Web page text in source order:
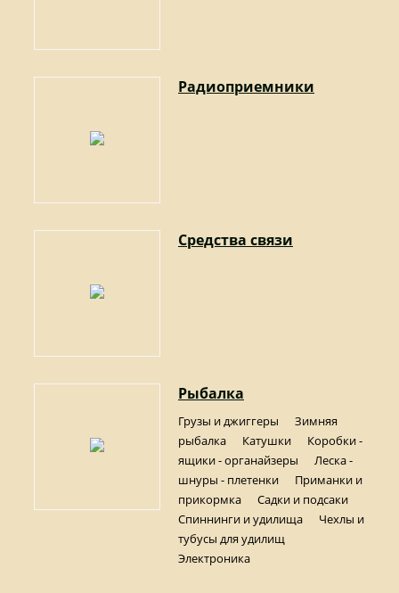
Радиоприемники
Средства связи
Рыбалка
Грузы и джиггеры
Зимняя
рыбалка
Катушки
Коробки -
ящики - органайзеры
Леска -
шнуры - плетенки
Приманки и
прикормка
Садки и подсаки
Спиннинги и удилища
Чехлы и
тубусы для удилищ
Электроника